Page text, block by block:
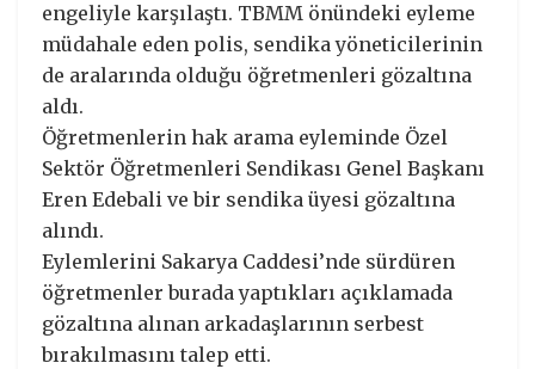
engeliyle karşılaştı. TBMM önündeki eyleme
müdahale eden polis, sendika yöneticilerinin
de aralarında olduğu öğretmenleri gözaltına
aldı.
Öğretmenlerin hak arama eyleminde Özel
Sektör Öğretmenleri Sendikası Genel Başkanı
Eren Edebali ve bir sendika üyesi gözaltına
alındı.
Eylemlerini Sakarya Caddesi’nde sürdüren
öğretmenler burada yaptıkları açıklamada
gözaltına alınan arkadaşlarının serbest
bırakılmasını talep etti.